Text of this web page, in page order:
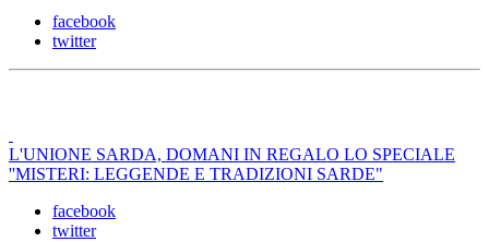
facebook
twitter
L'UNIONE SARDA, DOMANI IN REGALO LO SPECIALE
''MISTERI: LEGGENDE E TRADIZIONI SARDE"
facebook
twitter